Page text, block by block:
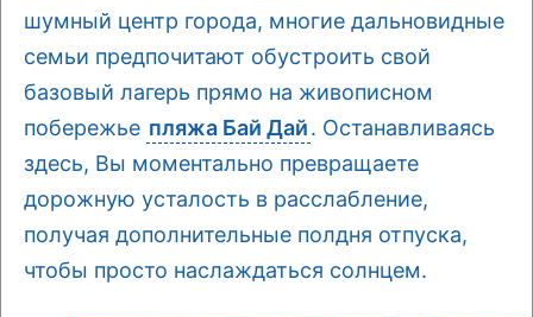
шумный центр города, многие дальновидные
семьи предпочитают обустроить свой
базовый лагерь прямо на живописном
побережье пляжа Бай Дай. Останавливаясь
здесь, Вы моментально превращаете
дорожную усталость в расслабление,
получая дополнительные полдня отпуска,
чтобы просто наслаждаться солнцем.